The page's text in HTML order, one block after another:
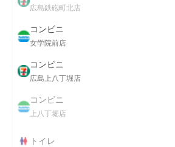
広島鉄砲町北店
コンビニ
女学院前店
コンビニ
広島上八丁堀店
コンビニ
上八丁堀店
トイレ